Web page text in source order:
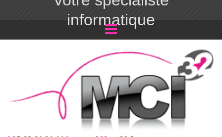
informatique